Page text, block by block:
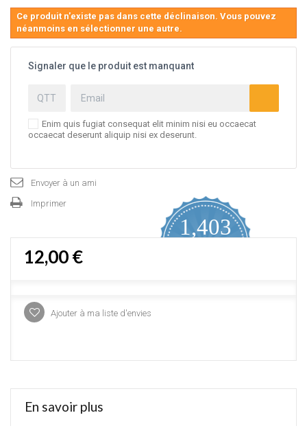
Ce produit n'existe pas dans cette déclinaison. Vous pouvez
néanmoins en sélectionner une autre.
Signaler que le produit est manquant
Enim quis fugiat consequat elit minim nisi eu occaecat
occaecat deserunt aliquip nisi ex deserunt.
Envoyer à un ami
1,403
Imprimer
12,00 €
Ajouter à ma liste d'envies
En savoir plus